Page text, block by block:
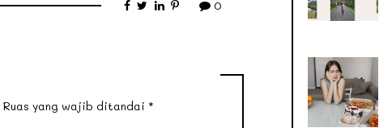
0
Ruas yang wajib ditandai *